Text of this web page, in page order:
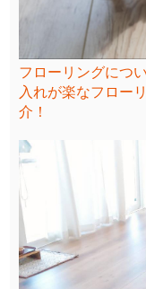
フローリングにつ
入れが楽なフロー
介！